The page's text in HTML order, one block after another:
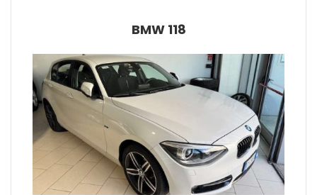
BMW 118